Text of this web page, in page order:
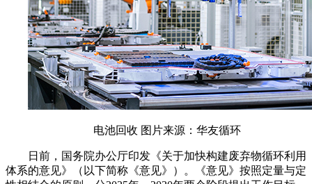
电池回收 图片来源：华友循环
日前，国务院办公厅印发《关于加快构建废弃物循环利用
体系的意见》（以下简称《意见》）。《意见》按照定量与定